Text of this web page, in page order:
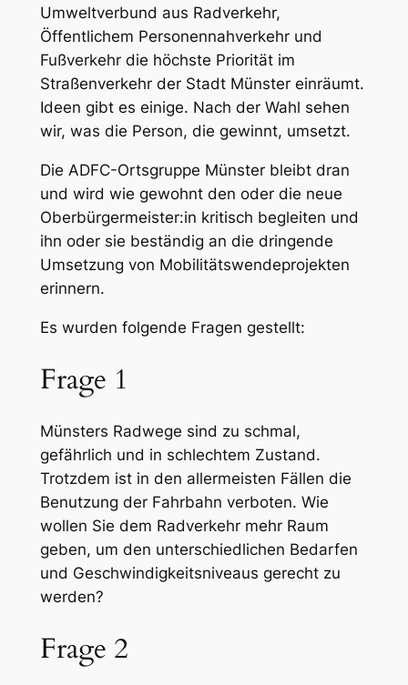
Umweltverbund aus Radverkehr,
Öffentlichem Personennahverkehr und
Fußverkehr die höchste Priorität im
Straßenverkehr der Stadt Münster einräumt.
Ideen gibt es einige. Nach der Wahl sehen
wir, was die Person, die gewinnt, umsetzt.
Die ADFC-Ortsgruppe Münster bleibt dran
und wird wie gewohnt den oder die neue
Oberbürgermeister:in kritisch begleiten und
ihn oder sie beständig an die dringende
Umsetzung von Mobilitätswendeprojekten
erinnern.
Es wurden folgende Fragen gestellt:
Frage 1
Münsters Radwege sind zu schmal,
gefährlich und in schlechtem Zustand.
Trotzdem ist in den allermeisten Fällen die
Benutzung der Fahrbahn verboten. Wie
wollen Sie dem Radverkehr mehr Raum
geben, um den unterschiedlichen Bedarfen
und Geschwindigkeitsniveaus gerecht zu
werden?
Frage 2